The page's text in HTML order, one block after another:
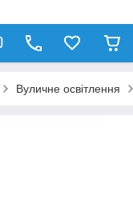
Вуличне освітлення